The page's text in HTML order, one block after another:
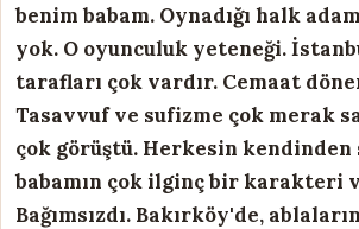
benim babam. Oynadığı halk
yok. O oyunculuk yeteneği.
tarafları çok vardır. Cemaat
Tasavvuf ve sufizme çok merak
çok görüştü. Herkesin kendinden
babamın çok ilginç bir karakteri
Bağımsızdı. Bakırköy'de,